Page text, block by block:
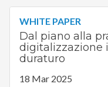
WHITE PAPER
Dal piano alla
digitalizzazione
duraturo
18 Mar 2025